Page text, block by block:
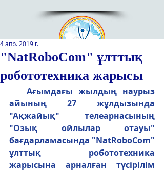
Қазақстан Республикасы Оқу-
ағарту министрлігінің
«Республикалық қосымша білім
беру оқу-әдістемелік орталығы»
РМҚК
САЙТТЫН ЖАНА ВЕРСИЯСЫ
ЭКРАН ДИКТОРЫ
"NatRoboCom" ұлттық
робототехника жарысы
4 апр. 2019 г.
айының 27 жұлдызында
"Ақжайық" телеарнасының
"Озық ойлылар отауы"
бағдарламасында "NatRoboCom"
ұлттық робототехника
жарысына арналған түсірілім